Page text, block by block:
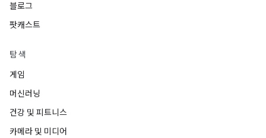
블로그
팟캐스트
탐색
게임
머신러닝
건강 및 피트니스
카메라 및 미디어